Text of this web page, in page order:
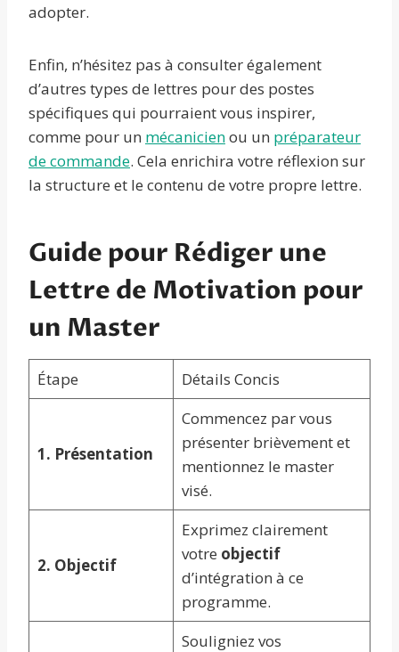
adopter.
Enfin, n’hésitez pas à consulter également
d’autres types de lettres pour des postes
spécifiques qui pourraient vous inspirer,
comme pour un mécanicienou un préparateur
de commande. Cela enrichira votre réflexion sur
la structure et le contenu de votre propre lettre.
Guide pour Rédiger une
Lettre de Motivation pour
un Master
Étape Détails Concis
1. Présentation
Commencez par vous
présenter brièvement et
mentionnez le master
visé.
2. Objectif
Exprimez clairement
votre objectif
d’intégration à ce
programme.
Souligniez vos